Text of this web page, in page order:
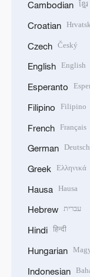
Cambodian ខ្មែរ
Croatian
Czech Český
English English
Esperanto
Filipino Filipino
French Français
German Deutsch
Greek Ελληνικά
Hausa Hausa
Hebrew עברית
Hindi हिन्दी
Hungarian
Indonesian